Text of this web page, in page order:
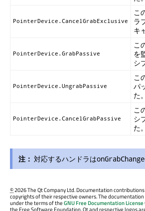
PointerDevice.CancelGrabExclusive
こ
ラ
キ
PointerDevice.GrabPassive
こ
を
シ
PointerDevice.UngrabPassive
こ
パ
た。
PointerDevice.CancelGrabPassive
こ
シ
た。
注： 対応するハンドラは
©2026 The Qt Company Ltd. Documentation
copyrights of their respective owners. The
under the terms of theGNU Free Documentation